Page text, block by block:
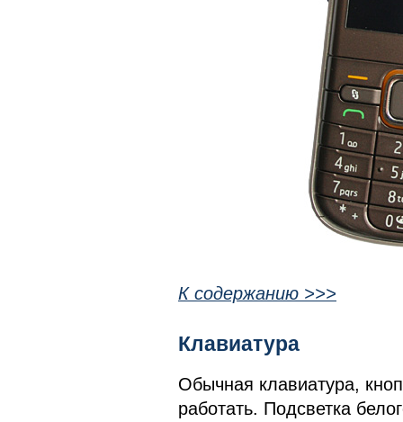
К содержанию >>>
Клавиатура
Обычная клавиатура,
работать. Подсветка